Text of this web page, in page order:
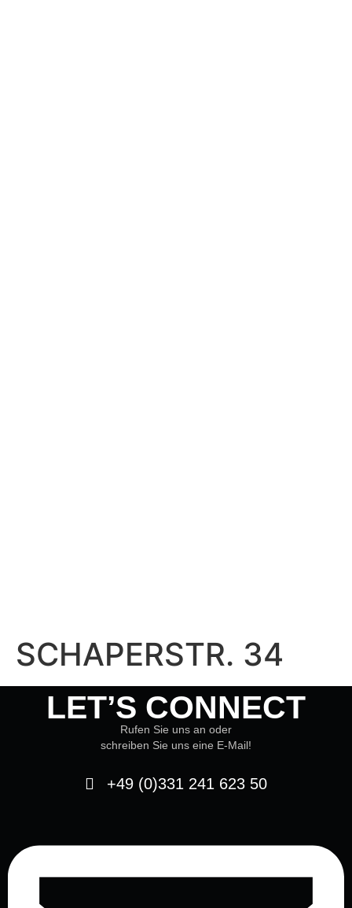
SCHAPERSTR. 34
LET’S CONNECT
Rufen Sie uns an oder
schreiben Sie uns eine E-Mail!
+49 (0)331 241 623 50